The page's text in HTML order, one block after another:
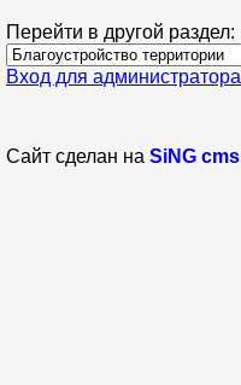
Перейти в другой раздел:
Вход для администратора
Сайт сделан на SiNG cms